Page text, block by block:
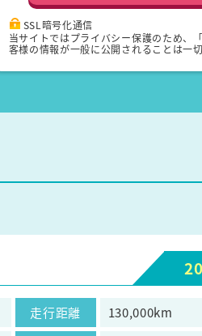
SSL暗号化通信
当サイトではプライバシー保護のため、
客様の情報が一般に公開されることは一
走行距離
130,000km